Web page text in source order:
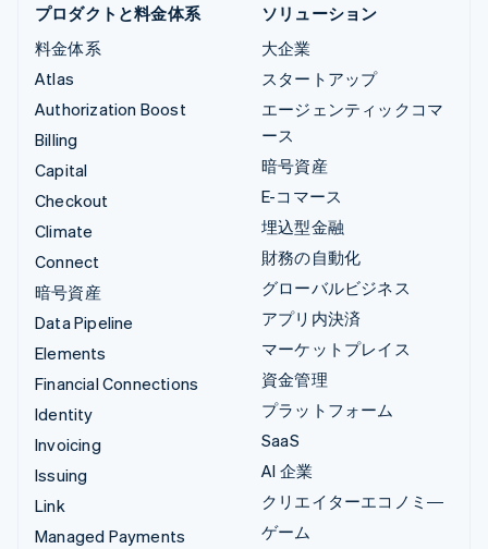
プロダクトと料金体系
料金体系
Atlas
Authorization Boost
Billing
Capital
Checkout
Climate
Connect
暗号資産
Data Pipeline
Elements
Financial Connections
Identity
Invoicing
Issuing
Link
Managed Payments
ソリューション
大企業
スタートアップ
エージェンティックコマ
ース
暗号資産
E-コマース
埋込型金融
財務の自動化
グローバルビジネス
アプリ内決済
マーケットプレイス
資金管理
プラットフォーム
SaaS
AI 企業
クリエイターエコノミ―
ゲーム